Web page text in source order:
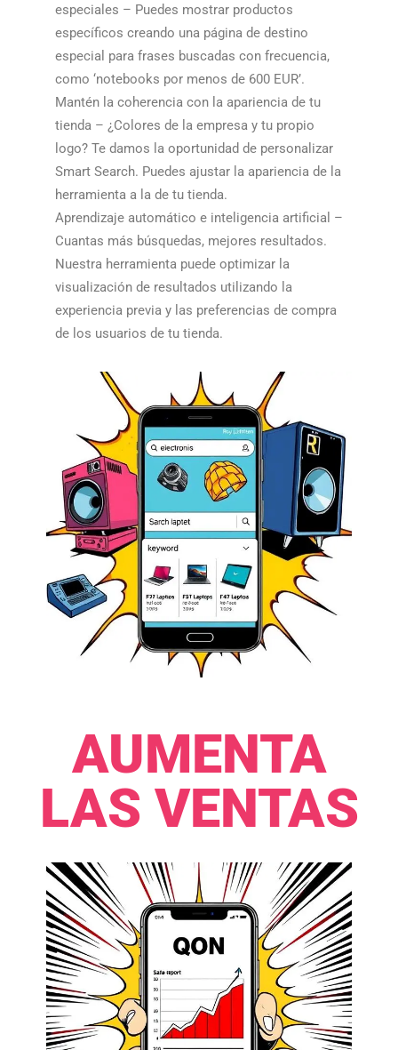
especiales – Puedes mostrar productos
específicos creando una página de destino
especial para frases buscadas con frecuencia,
como ‘notebooks por menos de 600 EUR’.​​
Mantén la coherencia con la apariencia de tu
tienda – ¿Colores de la empresa y tu propio
logo? Te damos la oportunidad de personalizar
Smart Search. Puedes ajustar la apariencia de la
herramienta a la de tu tienda.​​
Aprendizaje automático e inteligencia artificial –
Cuantas más búsquedas, mejores resultados.
Nuestra herramienta puede optimizar la
visualización de resultados utilizando la
experiencia previa y las preferencias de compra
de los usuarios de tu tienda.​​
AUMENTA
LAS VENTAS​​